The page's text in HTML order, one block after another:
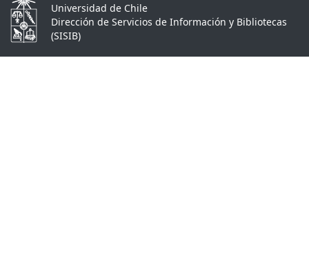
Universidad de Chile
Dirección de Servicios de Información y Bibliotecas
(SISIB)